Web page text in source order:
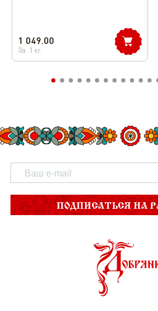
1 049.00
За 1 кг.
ПОДПИСАТЬСЯ НА